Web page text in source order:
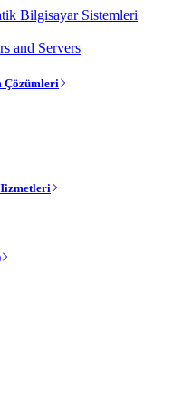
Bilgisayar Sistemleri
and Servers
Çözümleri